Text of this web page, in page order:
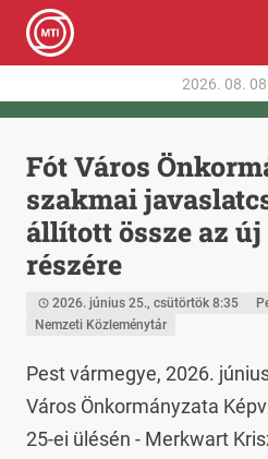
2026. 08. 08.
Fót Város
szakmai
állított össze az
részére
2026. június 25., csütörtök 8:35
Nemzeti Közleménytár
Pest vármegye, 2026.
Város Önkormányzata
25-ei ülésén - Merkwart